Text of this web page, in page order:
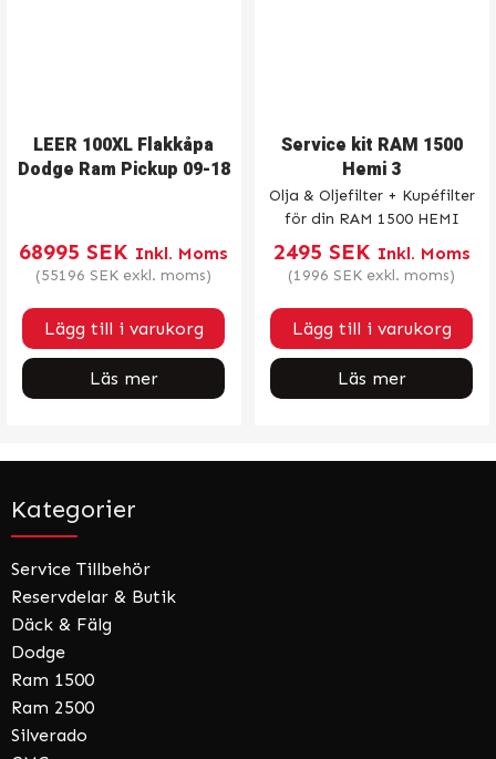
LEER 100XL Flakkåpa
Dodge Ram Pickup 09-18
68995 SEK Inkl. Moms
(55196 SEK exkl. moms)
Lägg till i varukorg
Läs mer
Service kit RAM 1500
Hemi 3
Olja & Oljefilter + Kupéfilter
för din RAM 1500 HEMI
2495 SEK Inkl. Moms
(1996 SEK exkl. moms)
Lägg till i varukorg
Läs mer
Kategorier
Service Tillbehör
Reservdelar & Butik
Däck & Fälg
Dodge
Ram 1500
Ram 2500
Silverado